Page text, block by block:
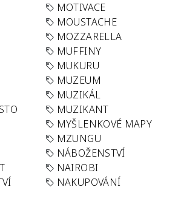
MOTIVACE
MOUSTACHE
MOZZARELLA
MUFFINY
MUKURU
MUZEUM
MUZIKÁL
MUZIKANT
MYŠLENKOVÉ MAPY
MZUNGU
NÁBOŽENSTVÍ
NAIROBI
NAKUPOVÁNÍ